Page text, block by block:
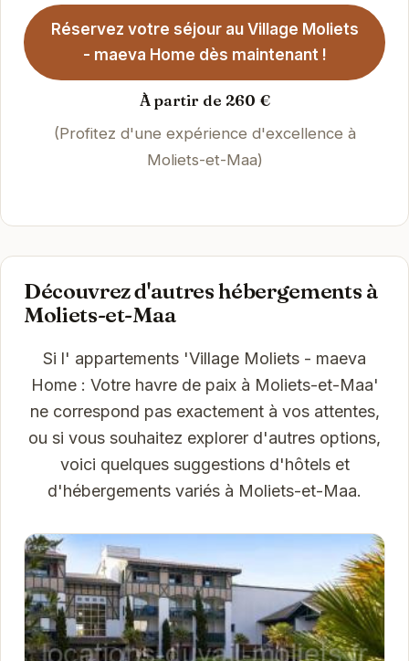
Réservez votre séjour au Village Moliets
- maeva Home dès maintenant !
À partir de 260 €
(Profitez d'une expérience d'excellence à
Moliets-et-Maa)
Découvrez d'autres hébergements à
Moliets-et-Maa
Si l' appartements 'Village Moliets - maeva
Home : Votre havre de paix à Moliets-et-Maa'
ne correspond pas exactement à vos attentes,
ou si vous souhaitez explorer d'autres options,
voici quelques suggestions d'hôtels et
d'hébergements variés à Moliets-et-Maa.